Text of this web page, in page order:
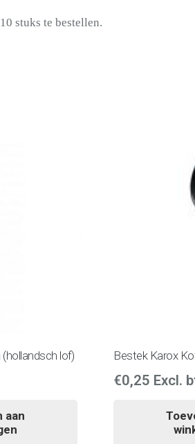
stuks te bestellen.
lof)
aan
Bestek Karox
€0,25 Excl.